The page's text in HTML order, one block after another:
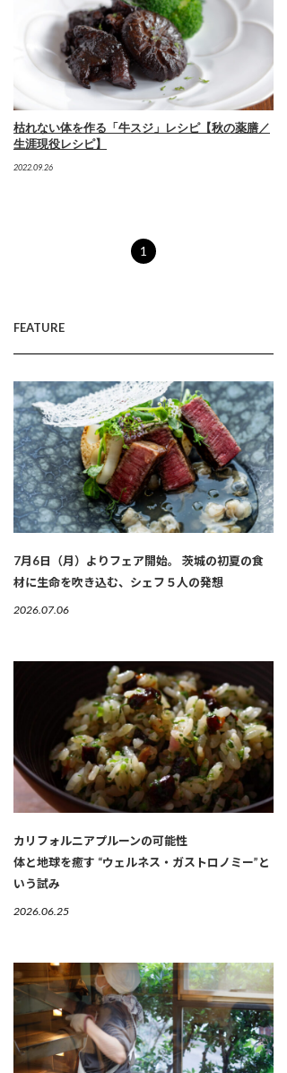
枯れない体を作る「牛スジ」レシピ【秋の薬膳／
生涯現役レシピ】
2022.09.26
1
FEATURE
7月6日（月）よりフェア開始。 茨城の初夏の食
材に生命を吹き込む、シェフ５人の発想
2026.07.06
カリフォルニアプルーンの可能性
体と地球を癒す “ウェルネス・ガストロノミー”と
いう試み
2026.06.25